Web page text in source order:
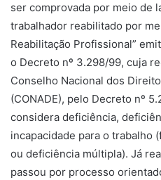
ser comprovada por meio de
trabalhador reabilitado por
Reabilitação Profissional”
o Decreto nº 3.298/99, cuja
Conselho Nacional dos
(CONADE), pelo Decreto nº
considera deficiência,
incapacidade para o trabalho
ou deficiência múltipla). Já
passou por processo